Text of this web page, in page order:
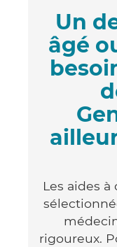
Un
âgé
Les aides
rigoureux.